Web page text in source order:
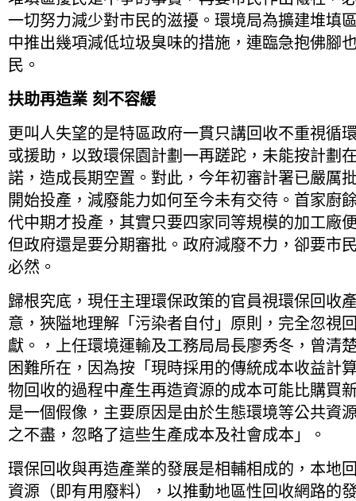
一切努力減少對市民的滋擾。環境局為擴建堆填
中推出幾項減低垃圾臭味的措施，連臨急抱佛腳
民。
扶助再造業 刻不容緩
更叫人失望的是特區政府一貫只講回收不重視循
或援助，以致環保園計劃一再蹉跎，未能按計劃
諾，造成長期空置。對此，今年初審計署已嚴厲
開始投產，減廢能力如何至今未有交待。首家廚
代中期才投產，其實只要四家同等規模的加工廠
但政府還是要分期審批。政府減廢不力，卻要市
必然。
歸根究底，現任主理環保政策的官員視環保回收
意，狹隘地理解「污染者自付」原則，完全忽視
獻。，上任環境運輸及工務局局長廖秀冬，曾清
困難所在，因為按「現時採用的傳統成本收益計
物回收的過程中產生再造資源的成本可能比購買
是一個假像，主要原因是由於生態環境等公共資
之不盡，忽略了這些生產成本及社會成本」。
環保回收與再造產業的發展是相輔相成的，本地
資源（即有用廢料），以推動地區性回收網路的